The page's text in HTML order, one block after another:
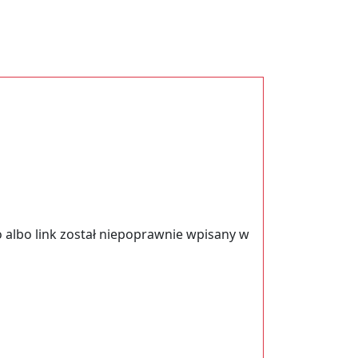
link został niepoprawnie wpisany w